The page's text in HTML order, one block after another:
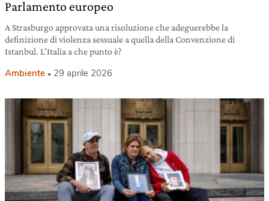
Parlamento europeo
A Strasburgo approvata una risoluzione che adeguerebbe la
definizione di violenza sessuale a quella della Convenzione di
Istanbul. L’Italia a che punto è?
Ambiente 29 aprile 2026